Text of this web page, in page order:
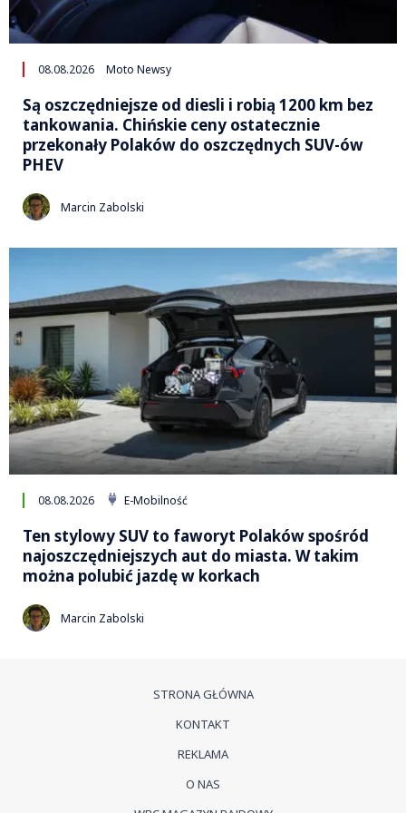
08.08.2026 Moto Newsy
Są oszczędniejsze od diesli i robią 1200 km bez
tankowania. Chińskie ceny ostatecznie
przekonały Polaków do oszczędnych SUV-ów
PHEV
Marcin Zabolski
08.08.2026 E-Mobilność
Ten stylowy SUV to faworyt Polaków spośród
najoszczędniejszych aut do miasta. W takim
można polubić jazdę w korkach
Marcin Zabolski
STRONA GŁÓWNA
KONTAKT
REKLAMA
O NAS